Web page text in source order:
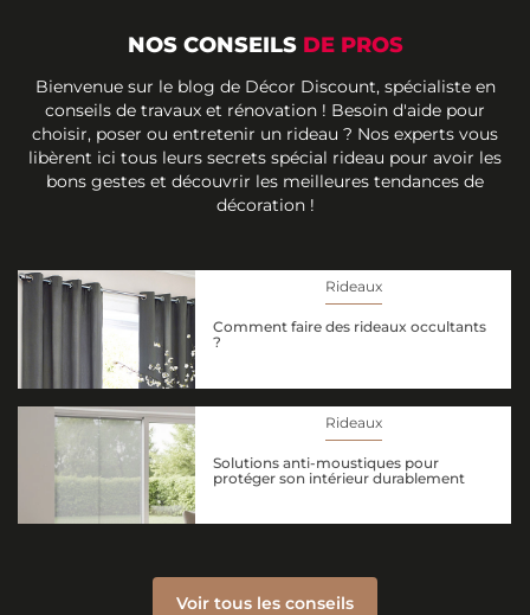
NOS CONSEILS DE PROS
Bienvenue sur le blog de Décor Discount, spécialiste en
conseils de travaux et rénovation ! Besoin d'aide pour
choisir, poser ou entretenir un rideau ? Nos experts vous
libèrent ici tous leurs secrets spécial rideau pour avoir les
bons gestes et découvrir les meilleures tendances de
décoration !
Rideaux
Comment faire des rideaux occultants
?
Rideaux
Solutions anti-moustiques pour
protéger son intérieur durablement
Voir tous les conseils